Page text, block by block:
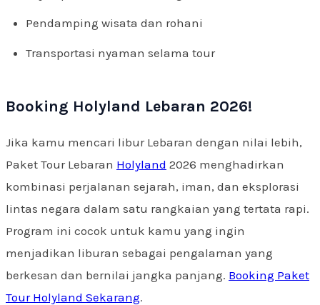
Pendamping wisata dan rohani
Transportasi nyaman selama tour
Booking Holyland Lebaran 2026!
Jika kamu mencari libur Lebaran dengan nilai lebih,
Paket Tour Lebaran Holyland 2026 menghadirkan
kombinasi perjalanan sejarah, iman, dan eksplorasi
lintas negara dalam satu rangkaian yang tertata rapi.
Program ini cocok untuk kamu yang ingin
menjadikan liburan sebagai pengalaman yang
berkesan dan bernilai jangka panjang. Booking Paket
Tour Holyland Sekarang.